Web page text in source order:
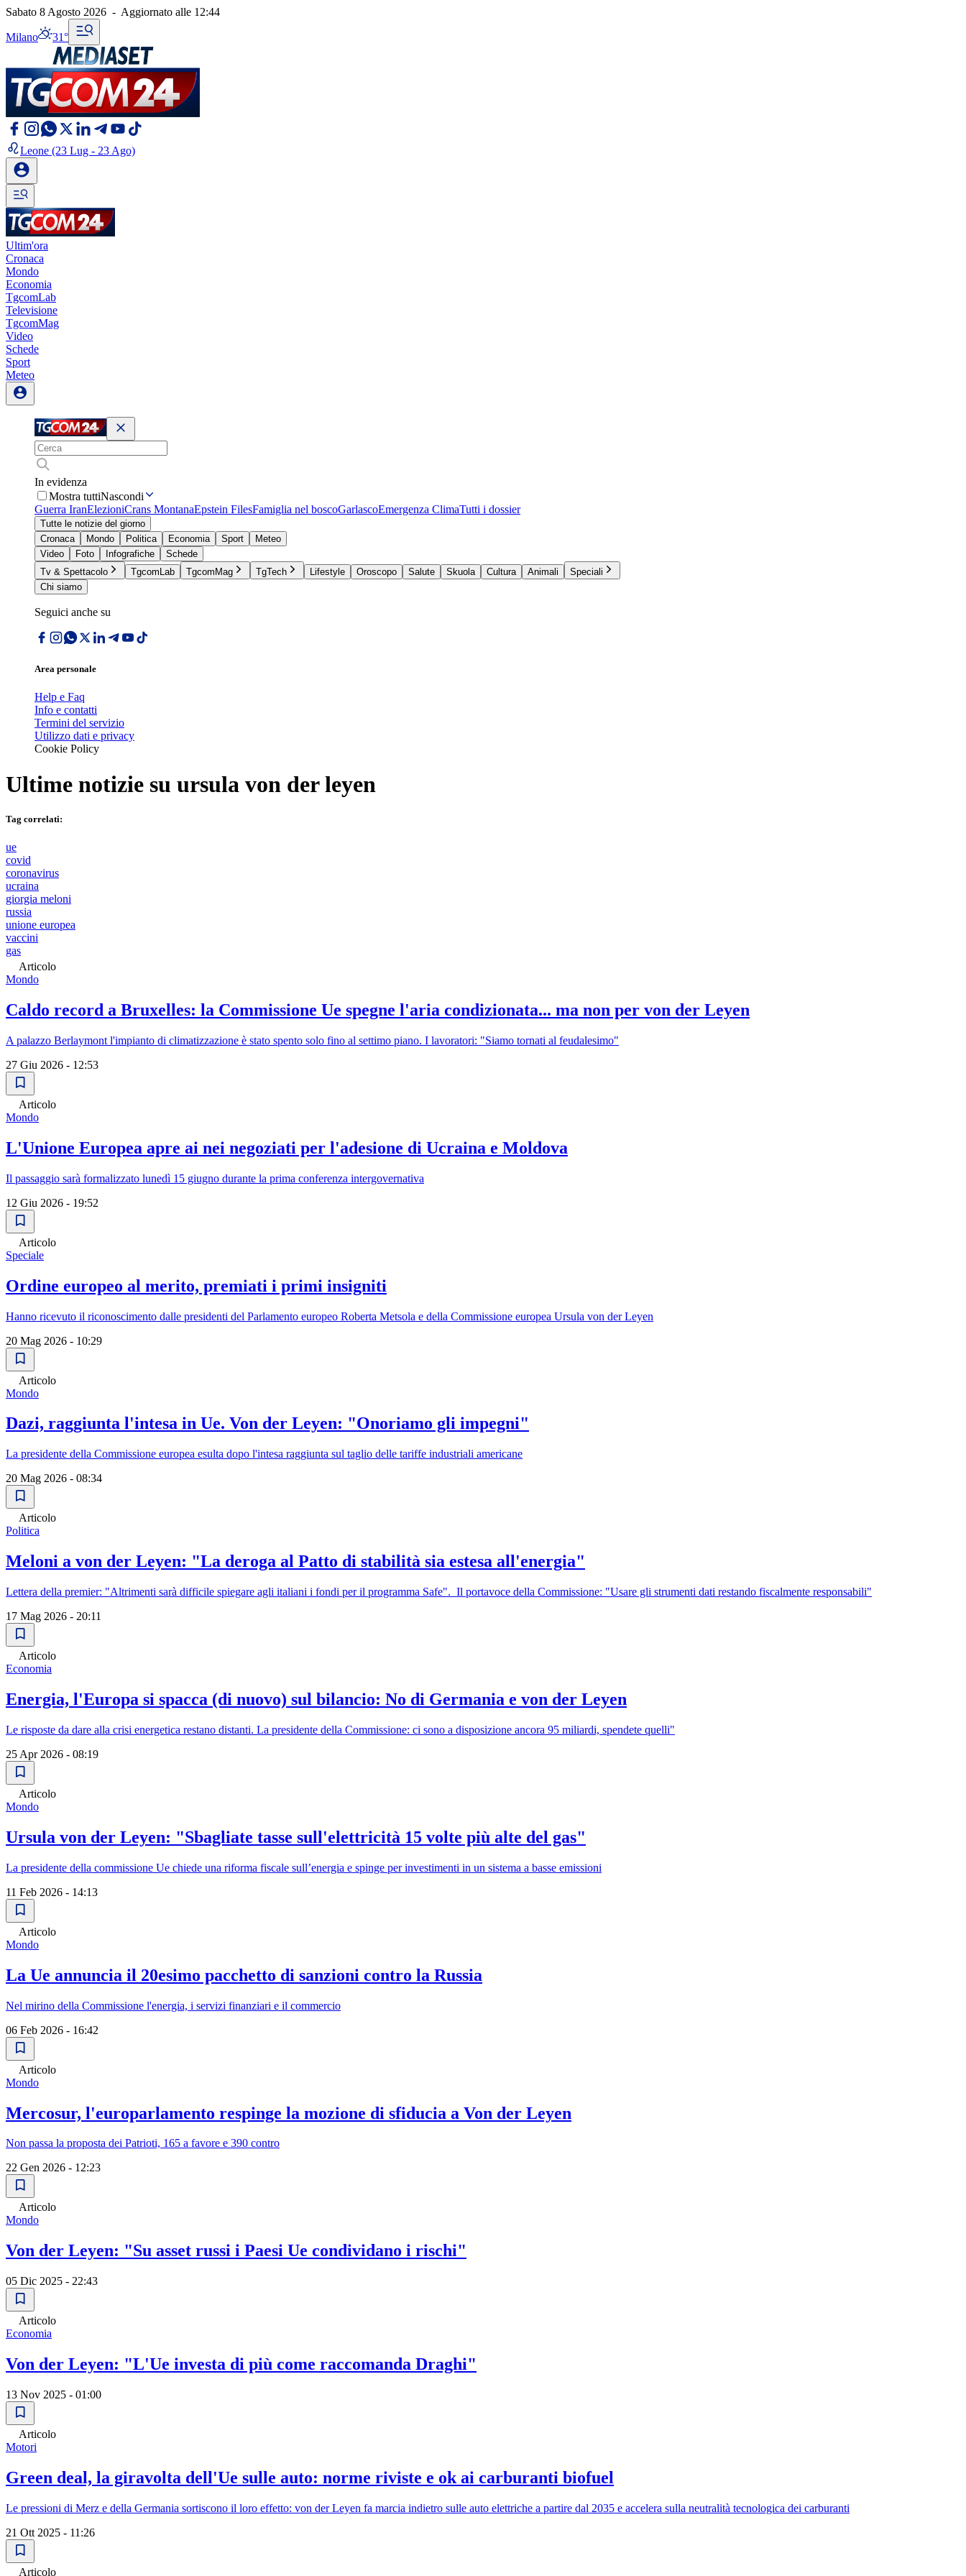
Sabato 8 Agosto 2026 - Aggiornato alle 12:44
Milano 31°
Leone (23 Lug - 23 Ago)
Ultim'ora
Cronaca
Mondo
Economia
TgcomLab
Televisione
TgcomMag
Video
Schede
Sport
Meteo
In evidenza
Mostra tuttiNascondi
Guerra IranElezioniCrans MontanaEpstein FilesFamiglia nel boscoGarlascoEmergenza ClimaTutti i dossier
Tutte le notizie del giorno
Cronaca
Mondo Politica Economia Sport
Meteo
Video
Foto Infografiche
Schede
Tv & Spettacolo
TgcomLab TgcomMag TgTech Lifestyle Oroscopo Salute Skuola Cultura Animali
Speciali
Chi siamo
Seguici anche su
Area personale
Help e Faq
Info e contatti
Termini del servizio
Utilizzo dati e privacy
Cookie Policy
Ultime notizie su ursula von der leyen
Tag correlati:
ue
covid
coronavirus
ucraina
giorgia meloni
russia
unione europea
vaccini
gas
Articolo
Mondo
Caldo record a Bruxelles: la Commissione Ue spegne l'aria condizionata... ma non per von der Leyen
A palazzo Berlaymont l'impianto di climatizzazione è stato spento solo fino al settimo piano. I lavoratori: "Siamo tornati al feudalesimo"
27 Giu 2026 - 12:53
Articolo
Mondo
L'Unione Europea apre ai nei negoziati per l'adesione di Ucraina e Moldova
Il passaggio sarà formalizzato lunedì 15 giugno durante la prima conferenza intergovernativa
12 Giu 2026 - 19:52
Articolo
Speciale
Ordine europeo al merito, premiati i primi insigniti
Hanno ricevuto il riconoscimento dalle presidenti del Parlamento europeo Roberta Metsola e della Commissione europea Ursula von der Leyen
20 Mag 2026 - 10:29
Articolo
Mondo
Dazi, raggiunta l'intesa in Ue. Von der Leyen: "Onoriamo gli impegni"
La presidente della Commissione europea esulta dopo l'intesa raggiunta sul taglio delle tariffe industriali americane
20 Mag 2026 - 08:34
Articolo
Politica
Meloni a von der Leyen: "La deroga al Patto di stabilità sia estesa all'energia"
Lettera della premier: "Altrimenti sarà difficile spiegare agli italiani i fondi per il programma Safe". Il portavoce della Commissione: "Usare gli strumenti dati restando fiscalmente responsabili"
17 Mag 2026 - 20:11
Articolo
Economia
Energia, l'Europa si spacca (di nuovo) sul bilancio: No di Germania e von der Leyen
Le risposte da dare alla crisi energetica restano distanti. La presidente della Commissione: ci sono a disposizione ancora 95 miliardi, spendete quelli"
25 Apr 2026 - 08:19
Articolo
Mondo
Ursula von der Leyen: "Sbagliate tasse sull'elettricità 15 volte più alte del gas"
La presidente della commissione Ue chiede una riforma fiscale sull’energia e spinge per investimenti in un sistema a basse emissioni
11 Feb 2026 - 14:13
Articolo
Mondo
La Ue annuncia il 20esimo pacchetto di sanzioni contro la Russia
Nel mirino della Commissione l'energia, i servizi finanziari e il commercio
06 Feb 2026 - 16:42
Articolo
Mondo
Mercosur, l'europarlamento respinge la mozione di sfiducia a Von der Leyen
Non passa la proposta dei Patrioti, 165 a favore e 390 contro
22 Gen 2026 - 12:23
Articolo
Mondo
Von der Leyen: "Su asset russi i Paesi Ue condividano i rischi"
05 Dic 2025 - 22:43
Articolo
Economia
Von der Leyen: "L'Ue investa di più come raccomanda Draghi"
13 Nov 2025 - 01:00
Articolo
Motori
Green deal, la giravolta dell'Ue sulle auto: norme riviste e ok ai carburanti biofuel
Le pressioni di Merz e della Germania sortiscono il loro effetto: von der Leyen fa marcia indietro sulle auto elettriche a partire dal 2035 e accelera sulla neutralità tecnologica dei carburanti
21 Ott 2025 - 11:26
Articolo